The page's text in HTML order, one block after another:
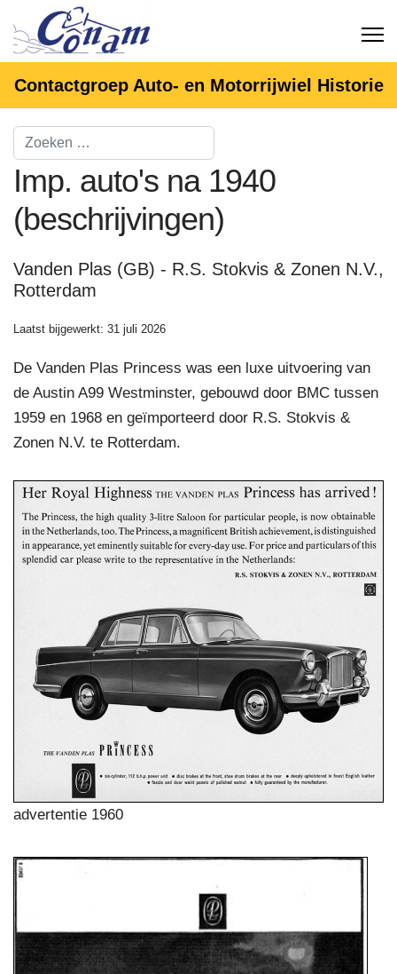
Contactgroep Auto- en Motorrijwiel Historie
Imp. auto's na 1940
(beschrijvingen)
Vanden Plas (GB) - R.S. Stokvis & Zonen N.V.,
Rotterdam
Laatst bijgewerkt: 31 juli 2026
De Vanden Plas Princess was een luxe uitvoering van
de Austin A99 Westminster, gebouwd door BMC tussen
1959 en 1968 en geïmporteerd door R.S. Stokvis &
Zonen N.V. te Rotterdam.
advertentie 1960